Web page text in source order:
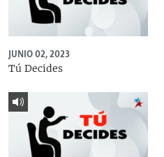
JUNIO 02, 2023
Tú Decides